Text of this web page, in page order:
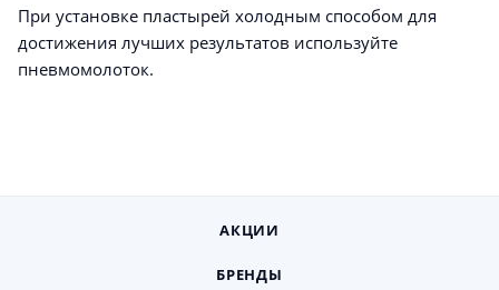
При установке пластырей холодным способом для
достижения лучших результатов используйте
пневмомолоток.
АКЦИИ
БРЕНДЫ